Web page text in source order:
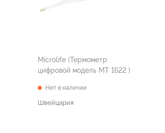
Microlife (Термометр
цифровой модель MT 1622 )
Нет в наличии
Швейцария